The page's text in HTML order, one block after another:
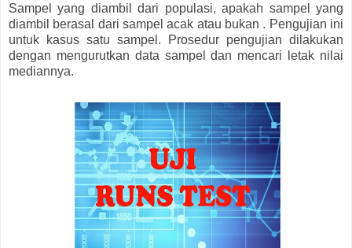
Sampel yang diambil dari populasi, apakah sampel yang
diambil berasal dari sampel acak atau bukan . Pengujian ini
untuk kasus satu sampel. Prosedur pengujian dilakukan
dengan mengurutkan data sampel dan mencari letak nilai
mediannya.